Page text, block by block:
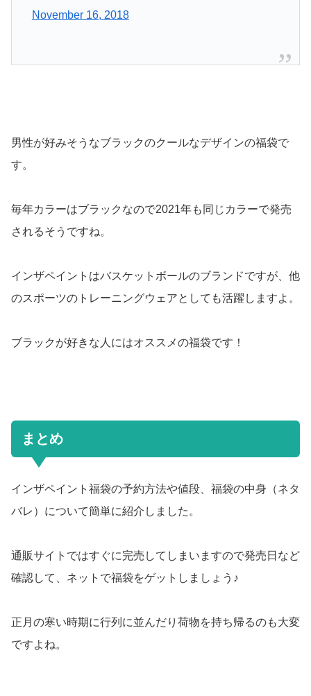
November 16, 2018
男性が好みそうなブラックのクールなデザインの福袋で
す。
毎年カラーはブラックなので2021年も同じカラーで発売
されるそうですね。
インザペイントはバスケットボールのブランドですが、他
のスポーツのトレーニングウェアとしても活躍しますよ。
ブラックが好きな人にはオススメの福袋です！
まとめ
インザペイント福袋の予約方法や値段、福袋の中身（ネタ
バレ）について簡単に紹介しました。
通販サイトではすぐに完売してしまいますので発売日など
確認して、ネットで福袋をゲットしましょう♪
正月の寒い時期に行列に並んだり荷物を持ち帰るのも大変
ですよね。